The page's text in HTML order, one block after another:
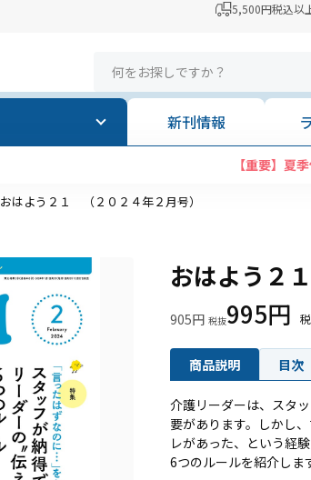
5,500円税込以
新刊情報
【重要】夏
おはよう２１ （２０２４年２月号）
おはよう２
905円 995円
商品説明 目次
介護リーダーは、スタ
要があります。しかし
レがあった、という経
6つのルールを紹介しま